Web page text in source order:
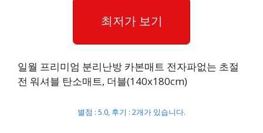
최저가 보기
일월 프리미엄 분리난방 카본매트 전자파없는 초절
전 워셔블 탄소매트, 더블(140x180cm)
별점 : 5.0, 후기 : 2개가 있습니다.